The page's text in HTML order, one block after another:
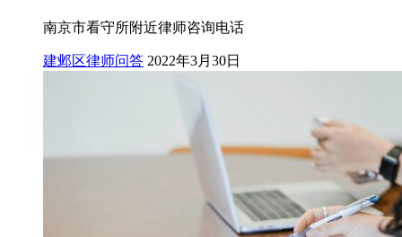
南京市看守所附近律师咨询电话
建邺区律师问答 2022年3月30日